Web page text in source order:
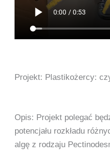
Projekt: Plastikożercy:
Opis: Projekt polegać
potencjału rozkładu
algę z rodzaju